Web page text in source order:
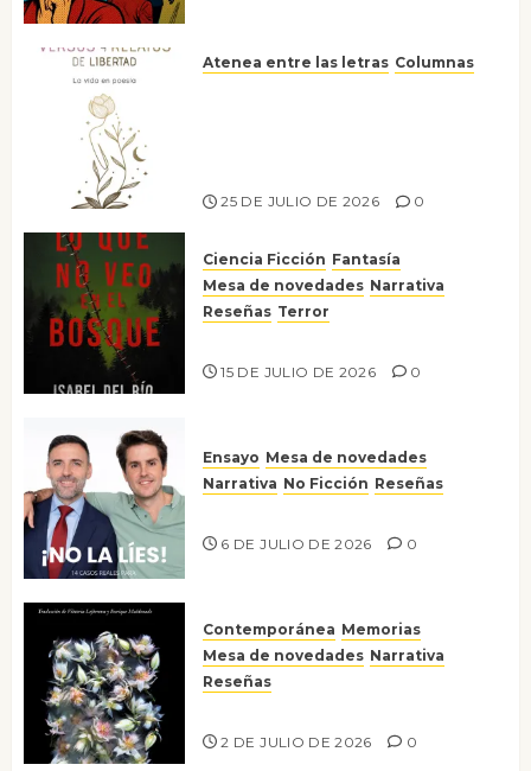
Atenea entre las letras Columnas
25 DE JULIO DE 2026 0
Ciencia Ficción Fantasía
Mesa de novedades Narrativa
Reseñas Terror
15 DE JULIO DE 2026 0
Ensayo Mesa de novedades
Narrativa No Ficción Reseñas
6 DE JULIO DE 2026 0
Contemporánea Memorias
Mesa de novedades Narrativa
Reseñas
2 DE JULIO DE 2026 0